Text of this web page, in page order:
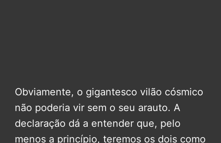
Obviamente, o gigantesco vilão cósmico
não poderia vir sem o seu arauto. A
declaração dá a entender que, pelo
menos a princípio, teremos os dois como